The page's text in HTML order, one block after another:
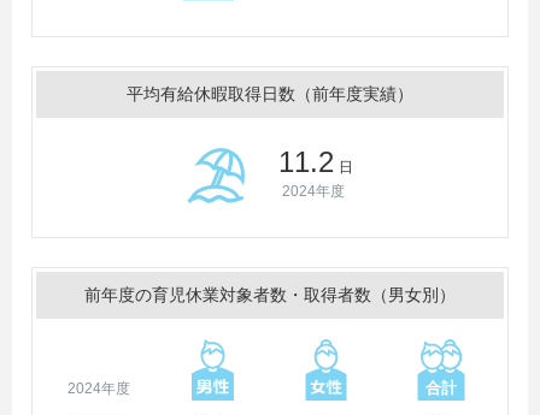
平均有給休暇取得日数（前年度実績）
11.2 日
2024年度
前年度の育児休業対象者数・取得者数（男女別）
2024年度